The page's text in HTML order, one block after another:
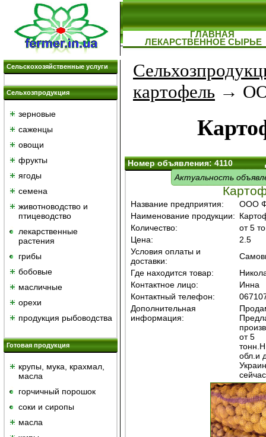
ГЛАВНАЯ
ЛЕКАРСТВЕННОЕ СЫРЬЕ
Сельскохозяйственные услуги
Сельхозпродукция
зерновые
саженцы
овощи
фрукты
ягоды
семена
животноводство и
птицеводство
лекарственные
растения
грибы
бобовые
масличные
орехи
продукция рыбоводства
Готовая продукция
крупы, мука, крахмал,
масла
горчичный порошок
cоки и сиропы
масла
картофель →
Номер объявления: 4110
Актуальность
Название предприятия:
ООО
Наименование продукции:
Количество:
от 5
Цена:
2.5
Условия оплаты и
доставки:
Где находится товар:
Контактное лицо:
Инна
Контактный телефон:
Дополнительная
информация:
от 5
обл.и